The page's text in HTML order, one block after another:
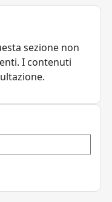
sezione non
I contenuti